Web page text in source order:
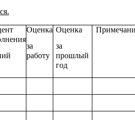
Оценка
за
работу
Оценка
за
прошлый
год